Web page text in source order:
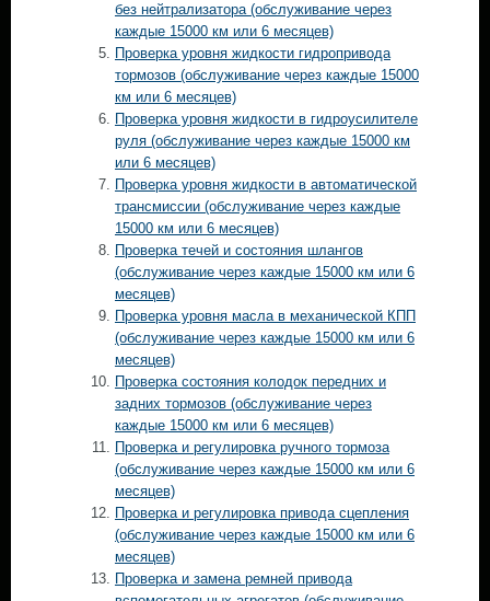
без нейтрализатора (обслуживание через
каждые 15000 км или 6 месяцев)
Проверка уровня жидкости гидропривода
тормозов (обслуживание через каждые 15000
км или 6 месяцев)
Проверка уровня жидкости в гидроусилителе
руля (обслуживание через каждые 15000 км
или 6 месяцев)
Проверка уровня жидкости в автоматической
трансмиссии (обслуживание через каждые
15000 км или 6 месяцев)
Проверка течей и состояния шлангов
(обслуживание через каждые 15000 км или 6
месяцев)
Проверка уровня масла в механической КПП
(обслуживание через каждые 15000 км или 6
месяцев)
Проверка состояния колодок передних и
задних тормозов (обслуживание через
каждые 15000 км или 6 месяцев)
Проверка и регулировка ручного тормоза
(обслуживание через каждые 15000 км или 6
месяцев)
Проверка и регулировка привода сцепления
(обслуживание через каждые 15000 км или 6
месяцев)
Проверка и замена ремней привода